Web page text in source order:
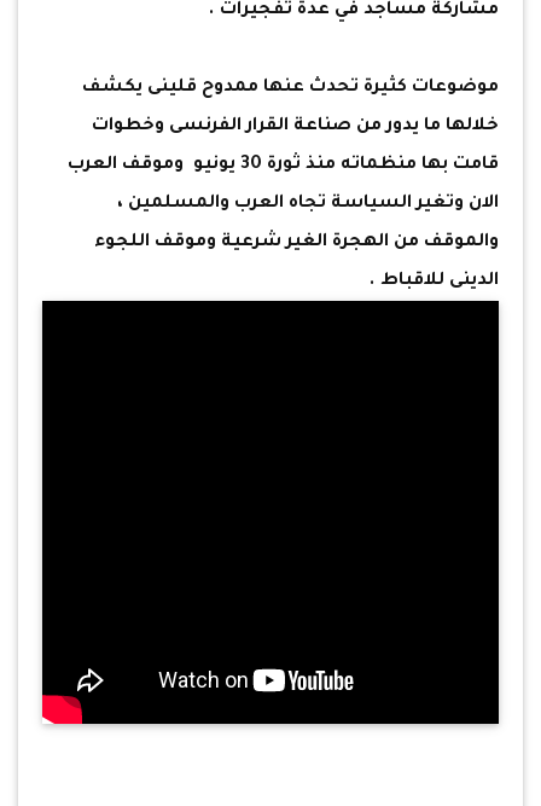
مشاركة مساجد في عدة تفجيرات .
موضوعات كثيرة تحدث عنها ممدوح قلينى يكشف
خلالها ما يدور من صناعة القرار الفرنسى وخطوات
قامت بها منظماته منذ ثورة 30 يونيو وموقف العرب
الان وتغير السياسة تجاه العرب والمسلمين ،
والموقف من الهجرة الغير شرعية وموقف اللجوء
الدينى للاقباط .